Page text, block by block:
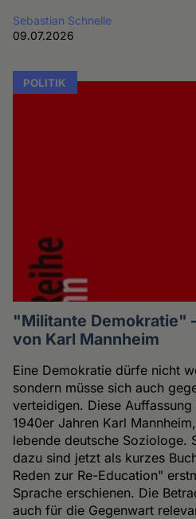
Sebastian Schnelle
09.07.2026
POLITIK
"Militante Demokratie"
von Karl Mannheim
Eine Demokratie dürfe nicht
sondern müsse sich auch
verteidigen. Diese
1940er Jahren Karl
lebende deutsche Soziologe.
dazu sind jetzt als kurzes
Reden zur Re-Education"
Sprache erschienen. Die
auch für die Gegenwart